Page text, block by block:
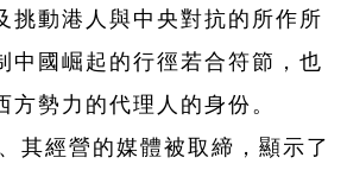
挑動港人與中央對抗的所作所
中國崛起的行徑若合符節，也
方勢力的代理人的身份。
其經營的媒體被取締，顯示了